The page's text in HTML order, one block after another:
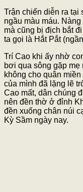
Trận chiến diễn ra tại
ngầu màu máu.
mà cũng bị địch bắt
ta gọi là Hắt Pắt
Trí Cao khi ấy nhờ
bơi qua sông gặp
không cho quân
của mình đã lặng lẽ
Cao mất, dân chúng
nên đền thờ ở đỉnh
đền xuống chân núi
Kỳ Sầm ngày nay.